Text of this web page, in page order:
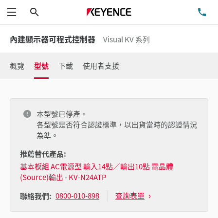
功能表
內建顯示器可程式控制器 Visual KV 系列
概覽 型號 下載 使用者支援
本型號已停產。
各型號是否符合認證標準，以出貨當時的認證情況
為準。
推薦替代產品:
基本模組 AC電源型 輸入14點／輸出10點 電晶體
(Source)輸出 - KV-N24ATP
聯絡我們: 0800-010-898 查詢表單